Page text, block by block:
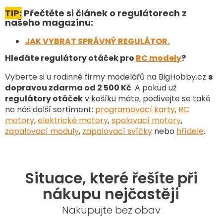
i
u
TIP: Přečtěte si článek o regulátorech z
našeho magazínu:
JAK VYBRAT SPRÁVNÝ REGULÁTOR.
Hledáte regulátory otáček pro RC modely?
Vyberte si u rodinné firmy modelářů na BigHobby.cz s
dopravou zdarma od 2 500 Kč. A pokud už
regulátory otáčekv košíku máte, podívejte se také
na náš další sortiment: programovací karty, RC
motory,elektrické motory,spalovací motory,
zapalovací moduly, zapalovací svíčky nebo hřídele.
Situace, které řešíte při
nákupu nejčastěji
Nakupujte bez obav